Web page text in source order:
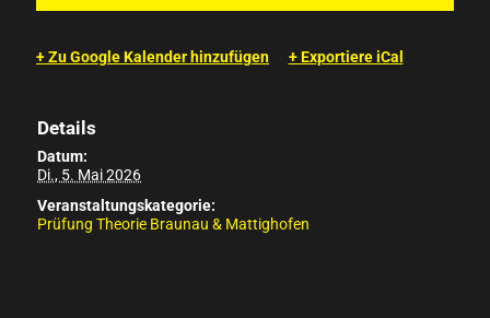
+ Zu Google Kalender hinzufügen + Exportiere iCal
Details
Datum:
Di., 5. Mai 2026
Veranstaltungskategorie:
Prüfung Theorie Braunau & Mattighofen